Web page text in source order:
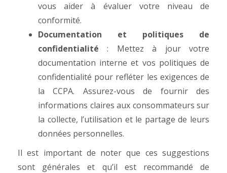
vous aider à évaluer votre niveau de
conformité.
Documentation et politiques de
confidentialité : Mettez à jour votre
documentation interne et vos politiques de
confidentialité pour refléter les exigences de
la CCPA. Assurez-vous de fournir des
informations claires aux consommateurs sur
la collecte, l’utilisation et le partage de leurs
données personnelles.
Il est important de noter que ces suggestions
sont générales et qu’il est recommandé de